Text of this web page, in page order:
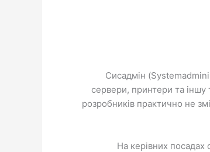
Сисадмін
сервери, принтери та іншу
розробників практично не
На керівних